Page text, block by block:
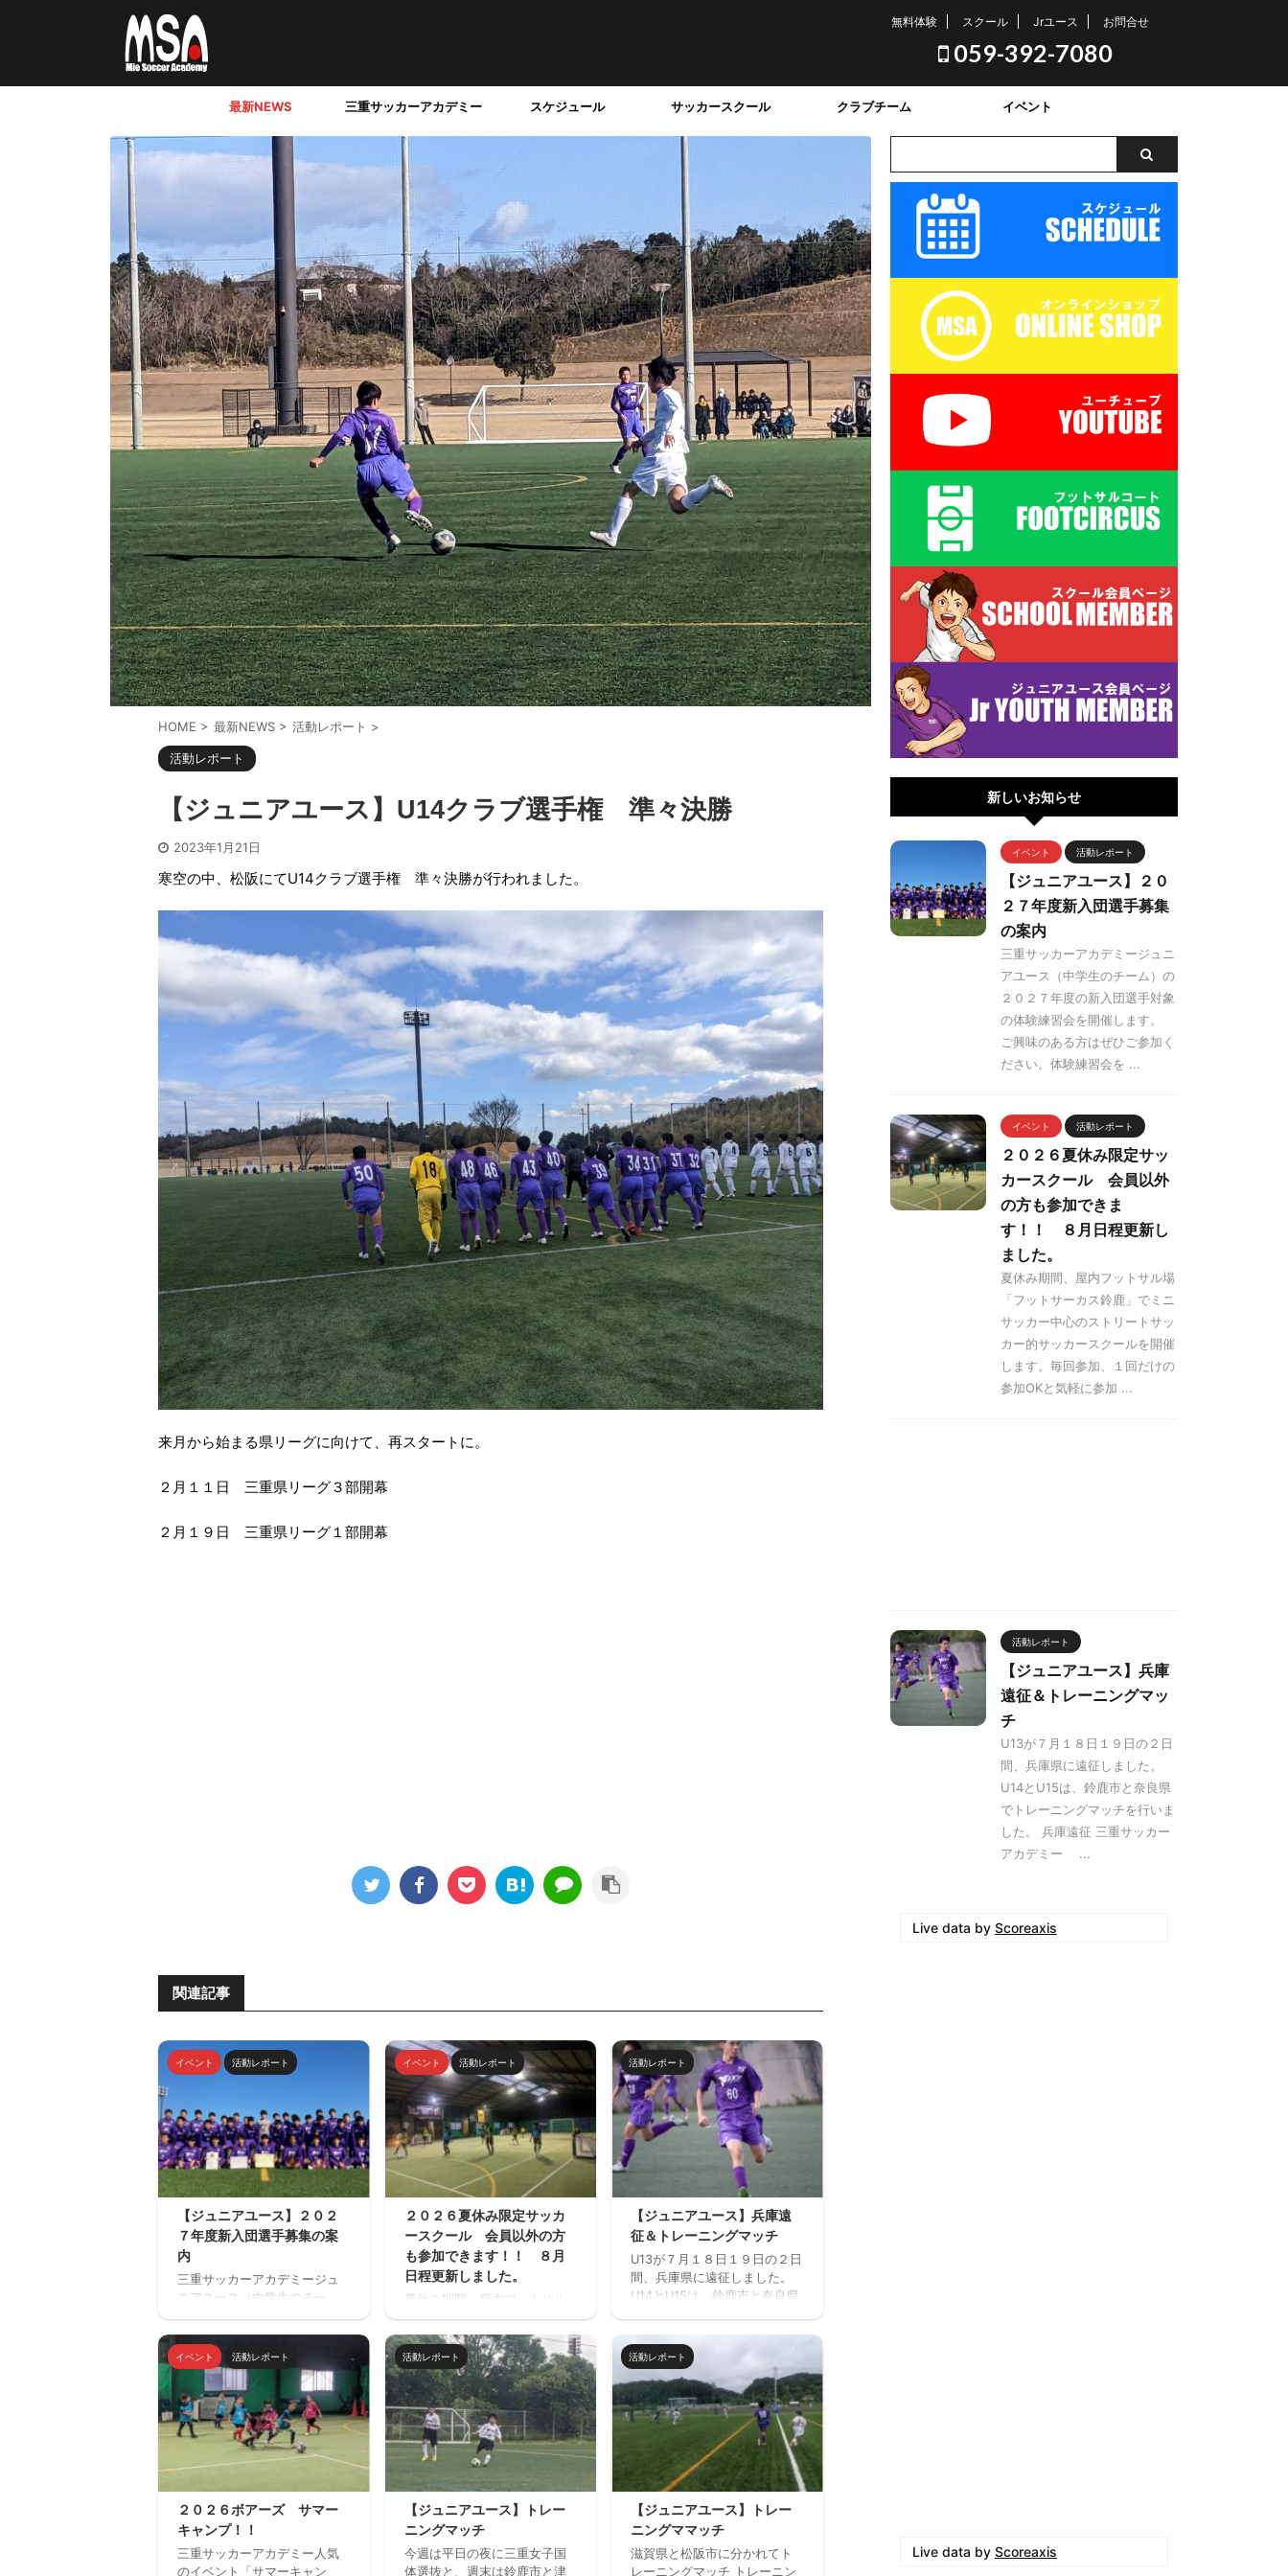
無料体験 スクール Jrユース お問合せ
059-392-7080
最新NEWS 三重サッカーアカデミー スケジュール サッカースクール クラブチーム イベント
HOME > 最新NEWS > 活動レポート >
活動レポート
【ジュニアユース】U14クラブ選手権 準々決勝
2023年1月21日
寒空の中、松阪にてU14クラブ選手権 準々決勝が行われました。
来月から始まる県リーグに向けて、再スタートに。
２月１１日 三重県リーグ３部開幕
２月１９日 三重県リーグ１部開幕
関連記事
イベント 活動レポート
【ジュニアユース】２０２
７年度新入団選手募集の案
内
三重サッカーアカデミージュ
ニアユース（中学生のチー
選手対象の体験練習会を開催
します。 ご興味のある方はぜ
ひご参加ください。体験練習
会を通して進路の選択肢の一
つとしてご検討いただければ
と思います。体験会のお申込
みはページ下にある申込フォ
ームからお願いいたします。
を第一とし、次の年代でさら
なる飛躍ができるよう活動し
ています。 中学生年代で獲得
すべき技術や戦術の徹底・
イベント 活動レポート
２０２６夏休み限定サッカ
ースクール 会員以外の方
も参加できます！！ ８月
日程更新しました。
夏休み期間、屋内フットサル
場「フットサーカス鈴鹿」で
ミニサッカー中心のストリー
トサッカー的サッカースクー
ルを開催します。毎回参加、
１回だけの参加OKと気軽に参
加できます。※参加にはお申込
みが必要です。下のフォーム
からお申込みください。キャ
ンセル等ないようご予定をご
確認の上お申し込みくださ
い。 ウォーミングアップを兼
ねた基礎技術練習の後、たく
さんミニサッカーの試合を実
施。そして毎日ベストプレヤ
ーを選出！！ 協賛：Mreform
活動レポート
【ジュニアユース】兵庫遠
征＆トレーニングマッチ
U13が７月１８日１９日の２日
間、兵庫県に遠征しました。
U14とU15は、鈴鹿市と奈良県
ました。 兵庫遠征 三重サッカ
ーアカデミー 対 FC VAIZE・
高槻ジーグ・CAOS（大阪）・
ハジャス（岡山）・FCファル
トラーダ（広島）・MIOびわこ
滋賀・レイジェンド滋賀
https://miesocceracademy.c
content/uploads/2026/07/PX
L_20260718_080122879.mp4
トレーニングマッチ 三重サッ
カーアカデミー 対 鈴 ...
イベント 活動レポート
２０２６ボアーズ サマー
キャンプ！！
三重サッカーアカデミー人気
のイベント「サマーキャン
活動レポート
【ジュニアユース】トレー
ニングマッチ
今週は平日の夜に三重女子国
体選抜と、週末は鈴鹿市と津
活動レポート
【ジュニアユース】トレー
ニングママッチ
滋賀県と松阪市に分かれてト
レーニングマッチ トレーニン
新しいお知らせ
イベント 活動レポート
【ジュニアユース】２０
２７年度新入団選手募集
の案内
三重サッカーアカデミージュニ
アユース（中学生のチーム）の
２０２７年度の新入団選手対象
の体験練習会を開催します。
ご興味のある方はぜひご参加く
ださい。体験練習会を ...
イベント 活動レポート
２０２６夏休み限定サッ
カースクール 会員以外
の方も参加できま
す！！ ８月日程更新し
ました。
夏休み期間、屋内フットサル場
「フットサーカス鈴鹿」でミニ
サッカー中心のストリートサッ
カー的サッカースクールを開催
します。毎回参加、１回だけの
参加OKと気軽に参加 ...
活動レポート
【ジュニアユース】兵庫
遠征＆トレーニングマッ
チ
U13が７月１８日１９日の２日
間、兵庫県に遠征しました。
U14とU15は、鈴鹿市と奈良県
でトレーニングマッチを行いま
した。 兵庫遠征 三重サッカー
アカデミー ...
Live data by Scoreaxis
Live data by Scoreaxis